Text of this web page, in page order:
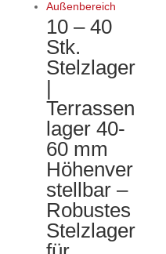
10 – 40
Stk.
Stelzlager
|
Terrassen
lager 40-
60 mm
Höhenver
stellbar –
Robustes
Stelzlager